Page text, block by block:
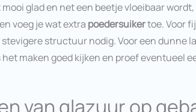
glad en net een beetje vloeibaar
voeg je wat extra poedersuikertoe. Voor
stevigere structuur nodig. Voor een dunne
maken goed kijken en proef eventueel
van glazuur op